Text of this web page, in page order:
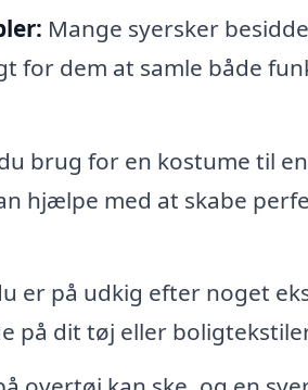
Mange syersker
for dem at samle både
brug for en kostume til
hjælpe med at skabe
er på udkig efter noget
på dit tøj eller